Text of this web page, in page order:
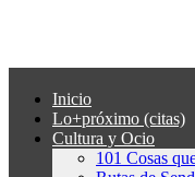
Inicio
Lo+próximo (citas)
Cultura y Ocio
101 Cosas